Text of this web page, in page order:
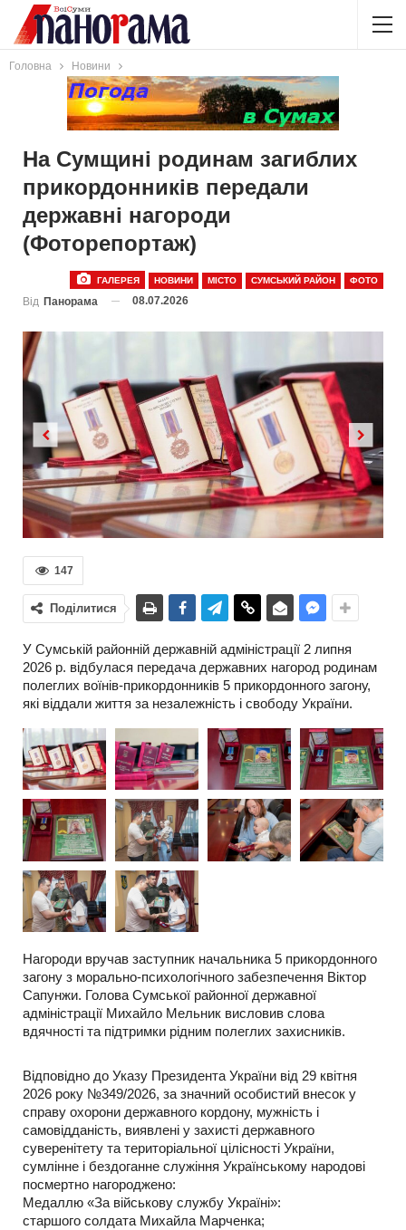
Головна Новини
На Сумщині родинам загиблих
прикордонників передали
державні нагороди
(Фоторепортаж)
ГАЛЕРЕЯ НОВИНИ МІСТО СУМСЬКИЙ РАЙОН ФОТО
Від Панорама 08.07.2026
Previous Next
147
Поділитися
У Сумській районній державній адміністрації 2 липня
2026 р. відбулася передача державних нагород родинам
полеглих воїнів-прикордонників 5 прикордонного загону,
які віддали життя за незалежність і свободу України.
Нагороди вручав заступник начальника 5 прикордонного
загону з морально-психологічного забезпечення Віктор
Сапунжи. Голова Сумської районної державної
адміністрації Михайло Мельник висловив слова
вдячності та підтримки рідним полеглих захисників.
Відповідно до Указу Президента України від 29 квітня
2026 року №349/2026, за значний особистий внесок у
справу охорони державного кордону, мужність і
самовідданість, виявлені у захисті державного
суверенітету та територіальної цілісності України,
сумлінне і бездоганне служіння Українському народові
посмертно нагороджено:
Медаллю «За військову службу Україні»:
старшого солдата Михайла Марченка;